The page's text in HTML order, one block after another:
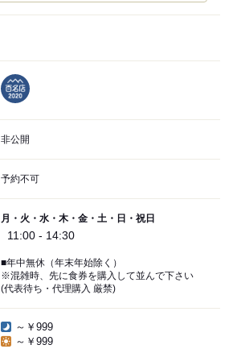
非公開
予約不可
月・火・水・木・金・土・日・祝日
11:00 - 14:30
■年中無休（年末年始除く）
※混雑時、先に食券を購入して並んで下さい
(代表待ち・代理購入 厳禁)
～￥999
～￥999